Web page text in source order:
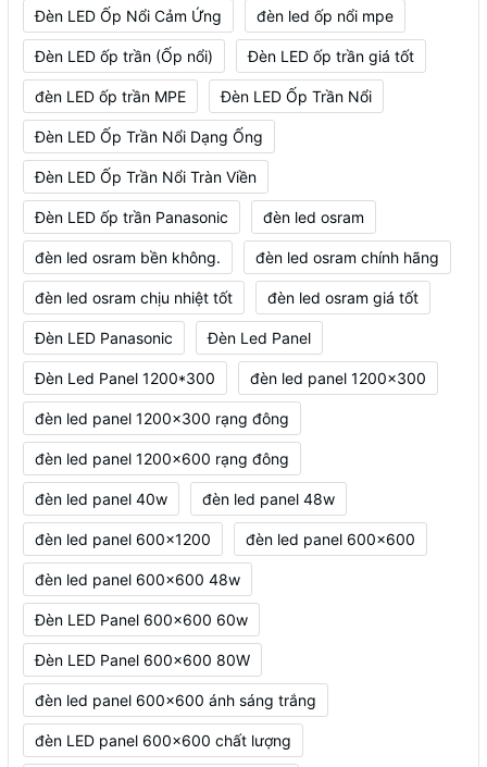
Đèn LED Ốp Nổi Cảm Ứng đèn led ốp nổi mpe
Đèn LED ốp trần (Ốp nổi) Đèn LED ốp trần giá tốt
đèn LED ốp trần MPE Đèn LED Ốp Trần Nổi
Đèn LED Ốp Trần Nổi Dạng Ống
Đèn LED Ốp Trần Nổi Tràn Viền
Đèn LED ốp trần Panasonic đèn led osram
đèn led osram bền không. đèn led osram chính hãng
đèn led osram chịu nhiệt tốt đèn led osram giá tốt
Đèn LED Panasonic Đèn Led Panel
Đèn Led Panel 1200*300 đèn led panel 1200x300
đèn led panel 1200x300 rạng đông
đèn led panel 1200x600 rạng đông
đèn led panel 40w đèn led panel 48w
đèn led panel 600x1200 đèn led panel 600x600
đèn led panel 600x600 48w
Đèn LED Panel 600x600 60w
Đèn LED Panel 600x600 80W
đèn led panel 600x600 ánh sáng trắng
đèn LED panel 600x600 chất lượng